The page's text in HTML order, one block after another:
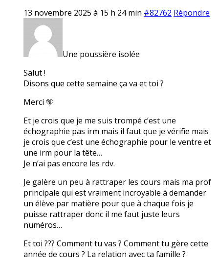
13 novembre 2025 à 15 h 24 min #82762 Répondre
Une poussière isolée
Salut !
Disons que cette semaine ça va et toi ?
Merci 🩵
Et je crois que je me suis trompé c’est une
échographie pas irm mais il faut que je vérifie mais
je crois que c’est une échographie pour le ventre et
une irm pour la tête…
Je n’ai pas encore les rdv.
Je galère un peu à rattraper les cours mais ma prof
principale qui est vraiment incroyable à demander
un élève par matière pour que à chaque fois je
puisse rattraper donc il me faut juste leurs
numéros…
Et toi ??? Comment tu vas ? Comment tu gère cette
année de cours ? La relation avec ta famille ?